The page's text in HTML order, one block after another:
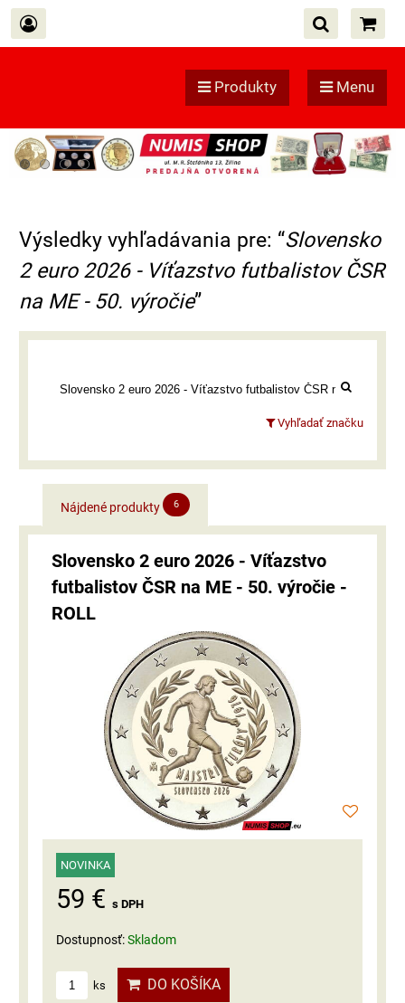
Produkty Menu
Výsledky vyhľadávania pre: “Slovensko
2 euro 2026 - Víťazstvo futbalistov ČSR
na ME - 50. výročie”
Vyhľadať značku
Nájdené produkty 6
Slovensko 2 euro 2026 - Víťazstvo
futbalistov ČSR na ME - 50. výročie -
ROLL
NOVINKA
59 € s DPH
Dostupnosť:Skladom
ks DO KOŠÍKA